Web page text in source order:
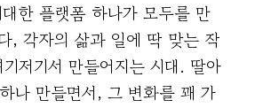
한 플랫폼 하나가 모두를 만
, 각자의 삶과 일에 딱 맞는 작
저기서 만들어지는 시대. 딸아
나 만들면서, 그 변화를 꽤 가